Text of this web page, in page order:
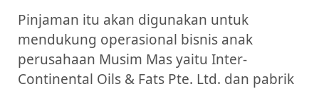
Pinjaman itu akan digunakan untuk
mendukung operasional bisnis anak
perusahaan Musim Mas yaitu Inter-
Continental Oils & Fats Pte. Ltd. dan pabrik